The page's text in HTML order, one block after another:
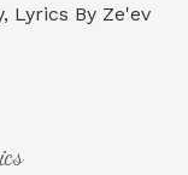
Lyrics By Ze'ev